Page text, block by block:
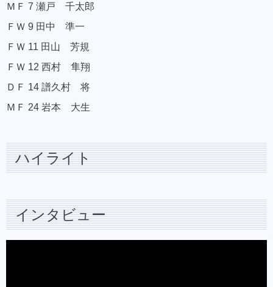
ＭＦ 7 瀬戸 千太郎
ＦＷ 9 田中 準一
ＦＷ 11 田山 芳規
ＦＷ 12 西村 隼翔
ＤＦ 14 譜久村 将
ＭＦ 24 岩本 大生
ハイライト
インタビュー